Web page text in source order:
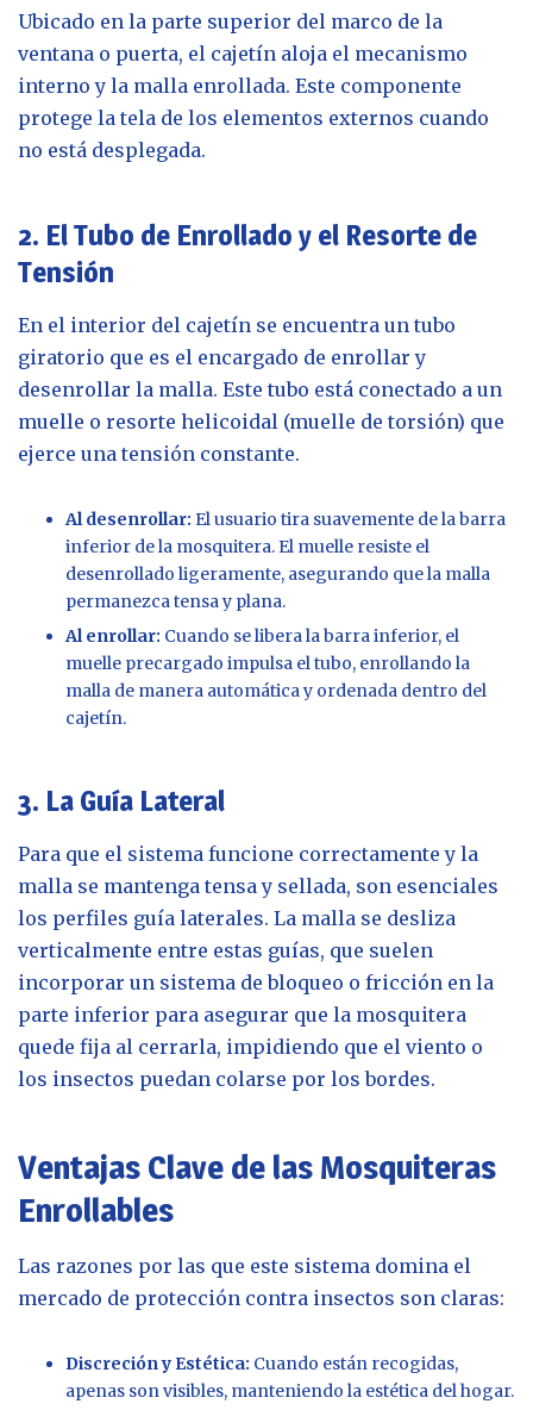
Ubicado en la parte superior del marco de la
ventana o puerta, el cajetín aloja el mecanismo
interno y la malla enrollada. Este componente
protege la tela de los elementos externos cuando
no está desplegada.
2. El Tubo de Enrollado y el Resorte de
Tensión
En el interior del cajetín se encuentra un tubo
giratorio que es el encargado de enrollar y
desenrollar la malla. Este tubo está conectado a un
muelle o resorte helicoidal (muelle de torsión) que
ejerce una tensión constante.
Al desenrollar: El usuario tira suavemente de la barra
inferior de la mosquitera. El muelle resiste el
desenrollado ligeramente, asegurando que la malla
permanezca tensa y plana.
Al enrollar: Cuando se libera la barra inferior, el
muelle precargado impulsa el tubo, enrollando la
malla de manera automática y ordenada dentro del
cajetín.
3. La Guía Lateral
Para que el sistema funcione correctamente y la
malla se mantenga tensa y sellada, son esenciales
los perfiles guía laterales. La malla se desliza
verticalmente entre estas guías, que suelen
incorporar un sistema de bloqueo o fricción en la
parte inferior para asegurar que la mosquitera
quede fija al cerrarla, impidiendo que el viento o
los insectos puedan colarse por los bordes.
Ventajas Clave de las Mosquiteras
Enrollables
Las razones por las que este sistema domina el
mercado de protección contra insectos son claras:
Discreción y Estética: Cuando están recogidas,
apenas son visibles, manteniendo la estética del hogar.